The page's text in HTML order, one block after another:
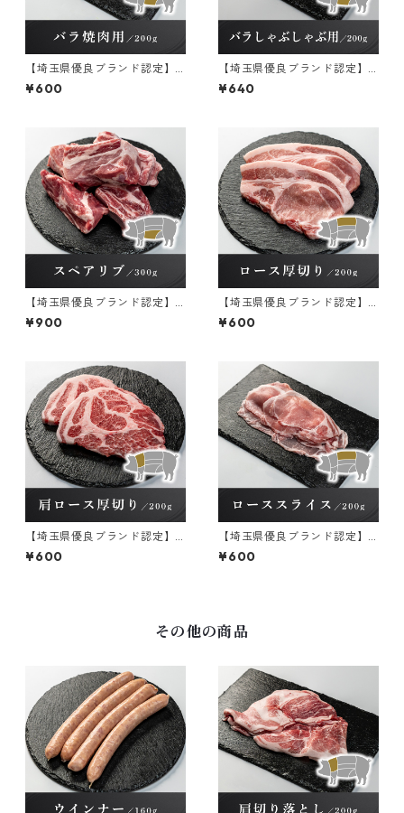
【埼玉県優良ブランド認定】
彩の国愛彩三元豚 バラ焼肉
用 冷凍 200g×1パック
¥600
【埼玉県優良ブランド認定】
彩の国愛彩三元豚 バラしゃ
ぶしゃぶ用 冷凍 200g×1
¥640
【埼玉県優良ブランド認定】
彩の国愛彩三元豚 スペアリ
ブ 冷凍 300g×1パック
¥900
【埼玉県優良ブランド認定】
彩の国愛彩三元豚 ロース厚
切り【冷凍】 200g×1パック
¥600
【埼玉県優良ブランド認定】
彩の国愛彩三元豚 肩ロース
厚切り【冷凍】 200g×1パッ
¥600
【埼玉県優良ブランド認定】
彩の国愛彩三元豚 ロースス
ライス【冷凍】 200g×1パッ
¥600
その他の商品